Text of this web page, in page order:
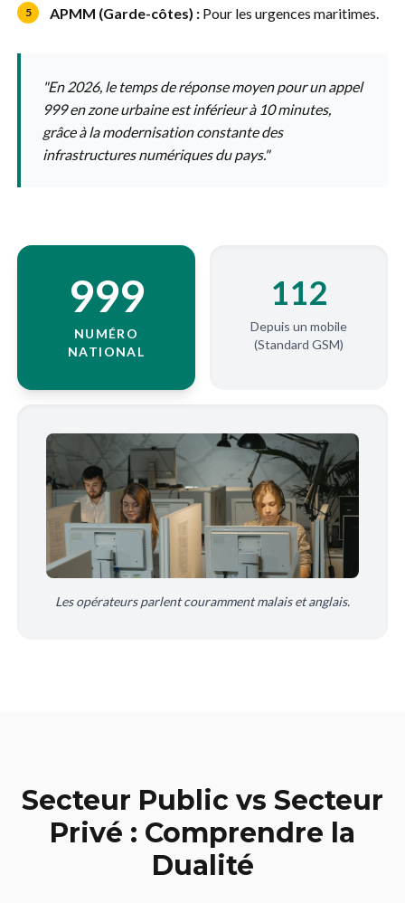
5 APMM (Garde-côtes) : Pour les urgences maritimes.
"En 2026, le temps de réponse moyen pour un appel
999 en zone urbaine est inférieur à 10 minutes,
grâce à la modernisation constante des
infrastructures numériques du pays."
999
NUMÉRO
NATIONAL
112
Depuis un mobile
(Standard GSM)
Les opérateurs parlent couramment malais et anglais.
Secteur Public vs Secteur
Privé : Comprendre la
Dualité